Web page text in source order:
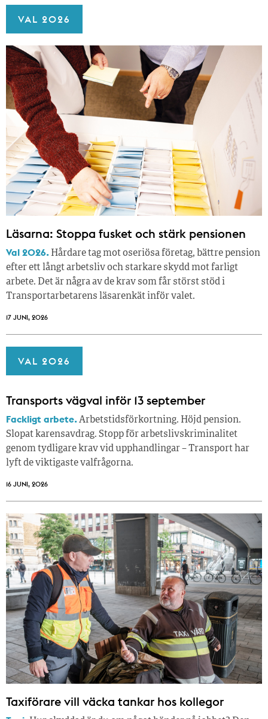
VAL 2026
Läsarna: Stoppa fusket och stärk pensionen
Val 2026. Hårdare tag mot oseriösa företag, bättre pension
efter ett långt arbetsliv och starkare skydd mot farligt
arbete. Det är några av de krav som får störst stöd i
Transportarbetarens läsar­enkät inför valet.
17 JUNI, 2026
VAL 2026
Transports vägval inför 13 september
Fackligt arbete.Arbetstidsförkortning. Höjd pension.
Slopat karensavdrag. Stopp för arbetslivskriminalitet
genom tydligare krav vid upphandlingar – Transport har
lyft de viktigaste valfrågorna.
16 JUNI, 2026
Taxiförare vill väcka tankar hos kollegor